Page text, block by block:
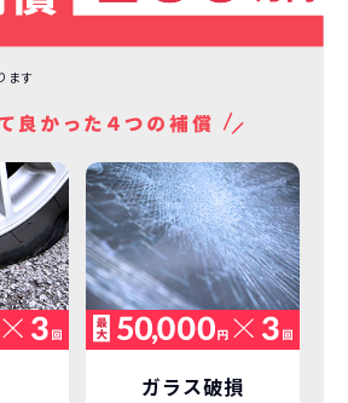
を返却いただく
要があるため
ースの場合、そのまま継続
の場合は、車両を必
だくことを前提とするこ
」を実現しています。
車に 定期的に乗換
年くらいで飽きると言わ
人によりますが、最新型
けられるのは気持ちよ
できます！
毎年の｢自動車税｣はコミ
なので通常車検時にかかる
｣、｢自賠責保険料｣「整備
ます
ガラス破損